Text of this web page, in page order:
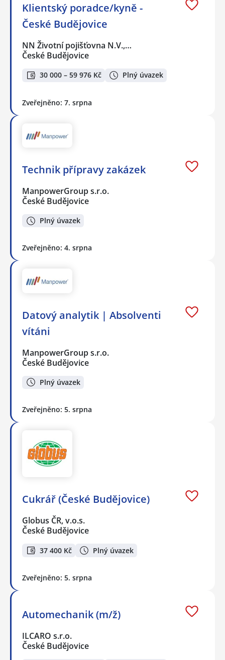
Klientský poradce/kyně -
České Budějovice
NN Životní pojišťovna N.V.,…
České Budějovice
30 000 – 59 976 Kč Plný úvazek
Zveřejněno: 7. srpna
Technik přípravy zakázek
ManpowerGroup s.r.o.
České Budějovice
Plný úvazek
Zveřejněno: 4. srpna
Datový analytik | Absolventi
vítáni
ManpowerGroup s.r.o.
České Budějovice
Plný úvazek
Zveřejněno: 5. srpna
Cukrář (České Budějovice)
Globus ČR, v.o.s.
České Budějovice
37 400 Kč Plný úvazek
Zveřejněno: 5. srpna
Automechanik (m/ž)
ILCARO s.r.o.
České Budějovice